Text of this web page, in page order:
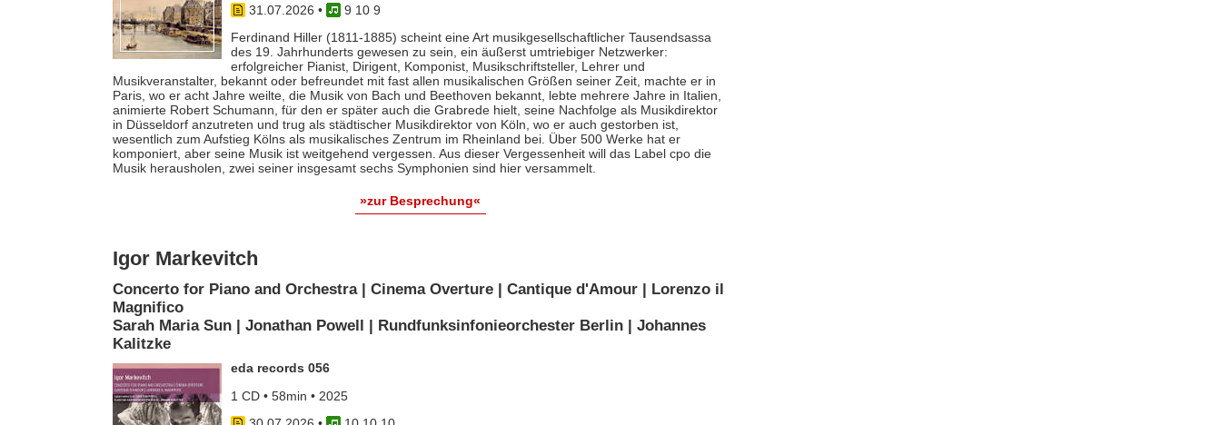
31.07.2026 •
9 10 9
Ferdinand Hiller (1811-1885) scheint eine Art musikgesellschaftlicher Tausendsassa
des 19. Jahrhunderts gewesen zu sein, ein äußerst umtriebiger Netzwerker:
erfolgreicher Pianist, Dirigent, Komponist, Musikschriftsteller, Lehrer und
Musikveranstalter, bekannt oder befreundet mit fast allen musikalischen Größen seiner Zeit, machte er in
Paris, wo er acht Jahre weilte, die Musik von Bach und Beethoven bekannt, lebte mehrere Jahre in Italien,
animierte Robert Schumann, für den er später auch die Grabrede hielt, seine Nachfolge als Musikdirektor
in Düsseldorf anzutreten und trug als städtischer Musikdirektor von Köln, wo er auch gestorben ist,
wesentlich zum Aufstieg Kölns als musikalisches Zentrum im Rheinland bei. Über 500 Werke hat er
komponiert, aber seine Musik ist weitgehend vergessen. Aus dieser Vergessenheit will das Label cpo die
Musik herausholen, zwei seiner insgesamt sechs Symphonien sind hier versammelt.
»zur Besprechung«
Igor Markevitch
Concerto for Piano and Orchestra | Cinema Overture | Cantique d'Amour | Lorenzo il
Magnifico
Sarah Maria Sun | Jonathan Powell | Rundfunksinfonieorchester Berlin | Johannes
Kalitzke
eda records 056
1 CD • 58min • 2025